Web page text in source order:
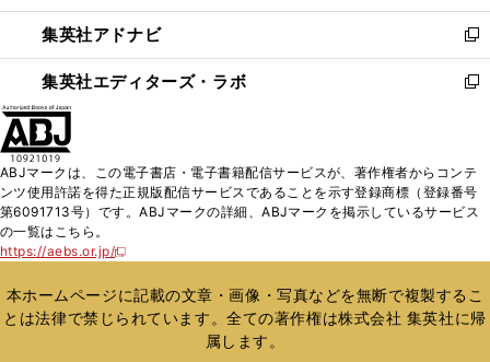
開
く
ウ
で
開
く
ン
ド
ウ
で
ウ
ィ
ン
ド
く
集英社アドナビ
新
し
い
ド
ウ
で
集英社エディターズ・ラボ
新
ィ
ン
ド
開
く
ABJマークは、この電子書店・電子書籍配信サービスが、著作権者からコンテ
ンツ使用許諾を得た正規版配信サービスであることを示す登録商標（登録番号
第6091713号）です。ABJマークの詳細、ABJマークを掲示しているサービス
の一覧はこちら。
https://aebs.or.jp/
新
い
ウ
ィ
本ホームページに記載の文章・画像・写真などを無断で複製するこ
とは法律で禁じられています。全ての著作権は株式会社 集英社に帰
属します。